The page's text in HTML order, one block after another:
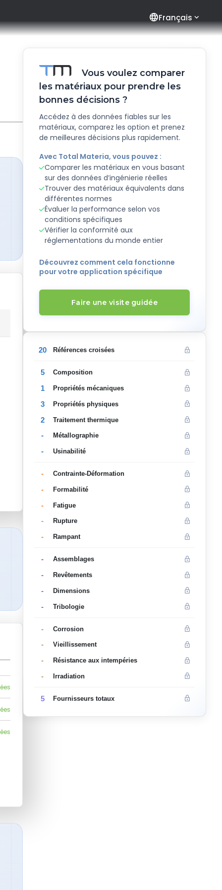
languageFrançais
Vous voulez comparer
les matériaux pour prendre les
bonnes décisions ?
Accédez à des données fiables sur les
matériaux, comparez les option et prenez
de meilleures décisions plus rapidement.
Avec Total Materia, vous pouvez :
Comparer les matériaux en vous basant
sur des données d’ingénierie réelles
Trouver des matériaux équivalents dans
différentes normes
Évaluer la performance selon vos
conditions spécifiques
Vérifier la conformité aux
réglementations du monde entier
Découvrez comment cela fonctionne
pour votre application spécifique
Faire une visite guidée
20 Références croisées
5 Composition
1 Propriétés mécaniques
3 Propriétés physiques
2 Traitement thermique
- Métallographie
- Usinabilité
- Contrainte-Déformation
- Formabilité
- Fatigue
- Rupture
- Rampant
- Assemblages
- Revêtements
- Dimensions
- Tribologie
- Corrosion
- Vieillissement
- Résistance aux intempéries
- Irradiation
5 Fournisseurs totaux